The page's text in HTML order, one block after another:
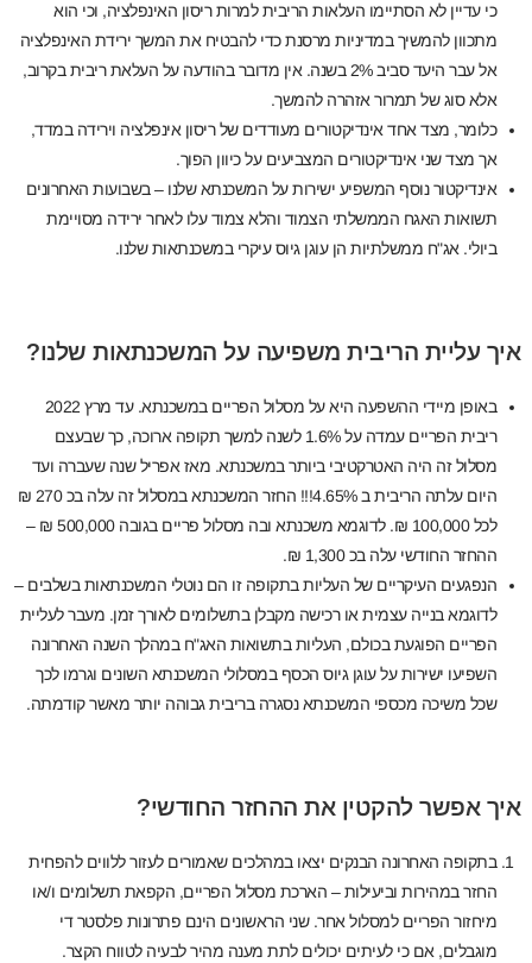
כי עדיין לא הסתיימו העלאות הריבית למרות ריסון האינפלציה, וכי הוא
מתכוון להמשיך במדיניות מרסנת כדי להבטיח את המשך ירידת האינפלציה
אל עבר היעד סביב 2% בשנה. אין מדובר בהודעה על העלאת ריבית בקרוב,
אלא סוג של תמרור אזהרה להמשך.
כלומר, מצד אחד אינדיקטורים מעודדים של ריסון אינפלציה וירידה במדד,
אך מצד שני אינדיקטורים המצביעים על כיוון הפוך.
אינדיקטור נוסף המשפיע ישירות על המשכנתא שלנו – בשבועות האחרונים
תשואות האגח הממשלתי הצמוד והלא צמוד עלו לאחר ירידה מסויימת
ביולי. אג"ח ממשלתיות הן עוגן גיוס עיקרי במשכנתאות שלנו.
איך עליית הריבית משפיעה על המשכנתאות שלנו?
באופן מיידי ההשפעה היא על מסלול הפריים במשכנתא. עד מרץ 2022
ריבית הפריים עמדה על 1.6% לשנה למשך תקופה ארוכה, כך שבעצם
מסלול זה היה האטרקטיבי ביותר במשכנתא. מאז אפריל שנה שעברה ועד
היום עלתה הריבית ב 4.65%!!! החזר המשכנתא במסלול זה עלה בכ 270 ₪
לכל 100,000 ₪. לדוגמא משכנתא ובה מסלול פריים בגובה 500,000 ₪ –
ההחזר החודשי עלה בכ 1,300 ₪.
הנפגעים העיקריים של העליות בתקופה זו הם נוטלי המשכנתאות בשלבים –
לדוגמא בנייה עצמית או רכישה מקבלן בתשלומים לאורך זמן. מעבר לעליית
הפריים הפוגעת בכולם, העליות בתשואות האג"ח במהלך השנה האחרונה
השפיעו ישירות על עוגן גיוס הכסף במסלולי המשכנתא השונים וגרמו לכך
שכל משיכה מכספי המשכנתא נסגרה בריבית גבוהה יותר מאשר קודמתה.
איך אפשר להקטין את ההחזר החודשי?
בתקופה האחרונה הבנקים יצאו במהלכים שאמורים לעזור ללווים להפחית
החזר במהירות וביעילות – הארכת מסלול הפריים, הקפאת תשלומים ו/או
מיחזור הפריים למסלול אחר. שני הראשונים הינם פתרונות פלסטר די
מוגבלים, אם כי לעיתים יכולים לתת מענה מהיר לבעיה לטווח הקצר.